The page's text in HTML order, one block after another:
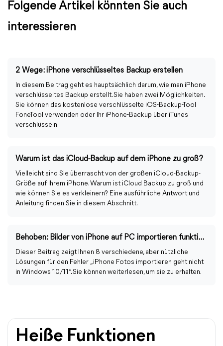
Folgende Artikel könnten Sie auch
interessieren
2 Wege: iPhone verschlüsseltes Backup erstellen
In diesem Beitrag geht es hauptsächlich darum, wie man iPhone
verschlüsseltes Backup erstellt. Sie haben zwei Möglichkeiten.
Sie können das kostenlose verschlüsselte iOS-Backup-Tool
FoneTool verwenden oder Ihr iPhone-Backup über iTunes
verschlüsseln.
Warum ist das iCloud-Backup auf dem iPhone zu groß?
Vielleicht sind Sie überrascht von der großen iCloud-Backup-
Größe auf Ihrem iPhone. Warum ist iCloud Backup zu groß und
wie können Sie es verkleinern? Eine ausführliche Antwort und
Anleitung finden Sie in diesem Abschnitt.
Behoben: Bilder von iPhone auf PC importieren funktioniert nicht
Dieser Beitrag zeigt Ihnen 8 verschiedene, aber nützliche
Lösungen für den Fehler „iPhone Fotos importieren geht nicht
in Windows 10/11“. Sie können weiterlesen, um sie zu erhalten.
Heiße Funktionen